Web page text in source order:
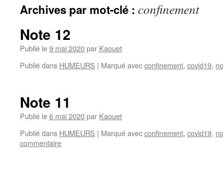
Archives par mot-clé : confinement
Note 12
Publié le9 mai 2020par Kaouet
Publié dans HUMEURS | Marqué avecconfinement, covid19,
Note 11
Publié le6 mai 2020par Kaouet
Publié dans HUMEURS | Marqué avecconfinement, covid19,
commentaire